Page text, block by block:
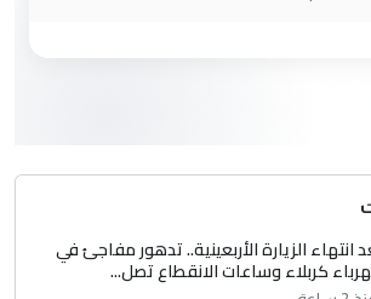
مستعجل جدا ولامصلحة فيه
للمواطن القرار الصائب يكون بعد
ومغرفة ...
الصحة يعفي مدير مستشفى الكرخ
انتهاء الزيارة الأربعينية.. تدهور مفاجئ في
كربلاء وساعات الانقطاع تصل...